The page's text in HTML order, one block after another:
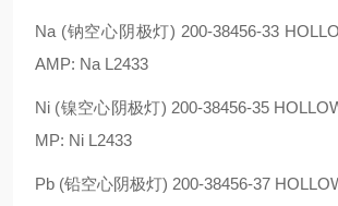
Na (钠空心阴极灯) 200-38456-33
AMP: Na L2433
Ni (镍空心阴极灯) 200-38456-35
MP: Ni L2433
Pb (铅空心阴极灯) 200-38456-37